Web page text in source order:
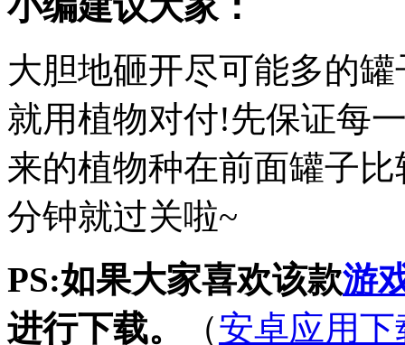
大胆地砸开尽可能多的
就用植物对付!先保证每
来的植物种在前面罐子
分钟就过关啦~
PS:如果大家喜欢该款游
进行下载。
（安卓应用下